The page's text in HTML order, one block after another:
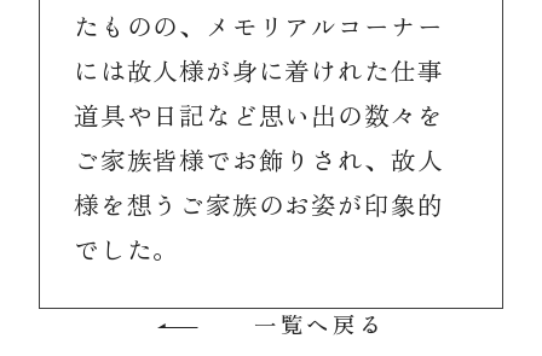
たものの、メモリアルコーナー
には故人様が身に着けれた仕事
道具や日記など思い出の数々を
ご家族皆様でお飾りされ、故人
様を想うご家族のお姿が印象的
でした。
一覧へ戻る